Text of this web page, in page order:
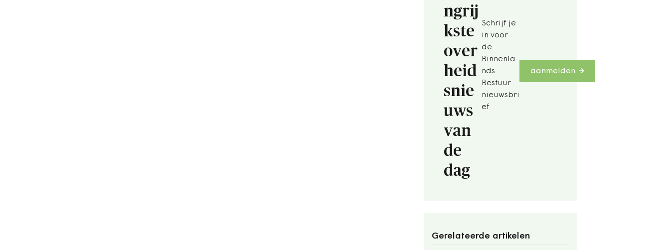
ngrij
kste
over
heid
snie
uws
van
de
dag
Schrijf je
in voor
de
Binnenla
nds
Bestuur
nieuwsbri
ef
aanmelden
Gerelateerde artikelen